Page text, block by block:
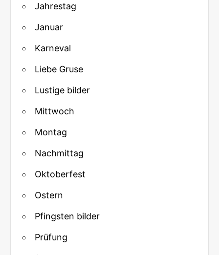
Jahrestag
Januar
Karneval
Liebe Gruse
Lustige bilder
Mittwoch
Montag
Nachmittag
Oktoberfest
Ostern
Pfingsten bilder
Prüfung